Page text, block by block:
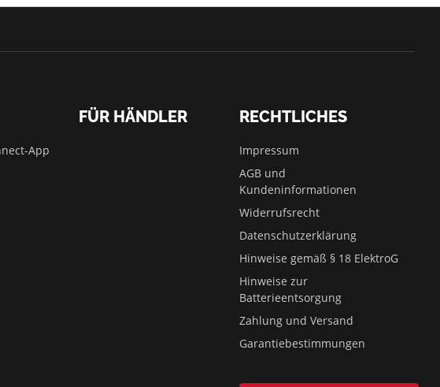
App
FÜR HÄNDLER RECHTLICHES
Impressum
AGB und
Kundeninformationen
Widerrufsrecht
Datenschutzerklärung
Hinweise gemäß § 18 ElektroG
Hinweise zur
Batterieentsorgung
Zahlung und Versand
Garantiebestimmungen